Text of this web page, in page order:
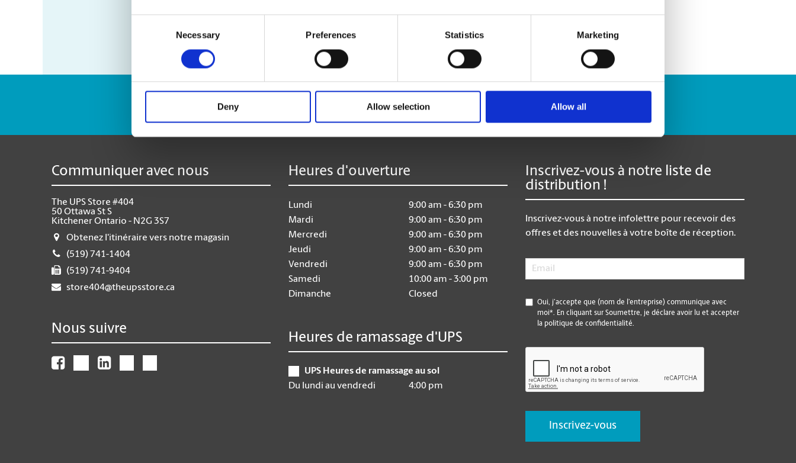
Necessary Preferences Statistics Marketing
Deny Allow selection Allow all
Numéro de suivi : Repérer un envoi
Communiquer avec nous
The UPS Store #404
50 Ottawa St S
Kitchener Ontario - N2G 3S7
Obtenez l'itinéraire vers notre magasin
(519) 741-1404
(519) 741-9404
store404@theupsstore.ca
Nous suivre
Heures d'ouverture
Lundi
9:00 am - 6:30 pm
Mardi
9:00 am - 6:30 pm
Mercredi
9:00 am - 6:30 pm
Jeudi
9:00 am - 6:30 pm
Vendredi
9:00 am - 6:30 pm
Samedi
10:00 am - 3:00 pm
Dimanche
Closed
Heures de ramassage d'UPS
UPS Heures de ramassage au sol
Du lundi au vendredi
4:00 pm
Inscrivez-vous à notre liste de
distribution !
Inscrivez-vous à notre infolettre pour recevoir des
offres et des nouvelles à votre boîte de réception.
Email
* Oui, j’accepte que (nom de l’entreprise) communique avec
moi*. En cliquant sur Soumettre, je déclare avoir lu et accepter
la politique de confidentialité.